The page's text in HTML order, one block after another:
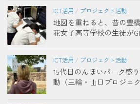
ICT活用 / プロジェクト活動
地図を重ねると、昔の豊
花女子高等学校の生徒が
ICT活用 / プロジェクト活動
15代目のんほいパーク盛
動（三輪・山口プロジェク